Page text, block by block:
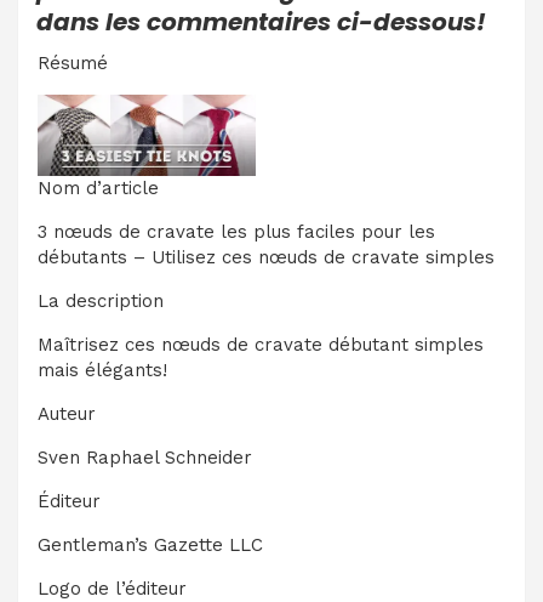
dans les commentaires ci-dessous!
Résumé
Nom d’article
3 nœuds de cravate les plus faciles pour les
débutants – Utilisez ces nœuds de cravate simples
La description
Maîtrisez ces nœuds de cravate débutant simples
mais élégants!
Auteur
Sven Raphael Schneider
Éditeur
Gentleman’s Gazette LLC
Logo de l’éditeur